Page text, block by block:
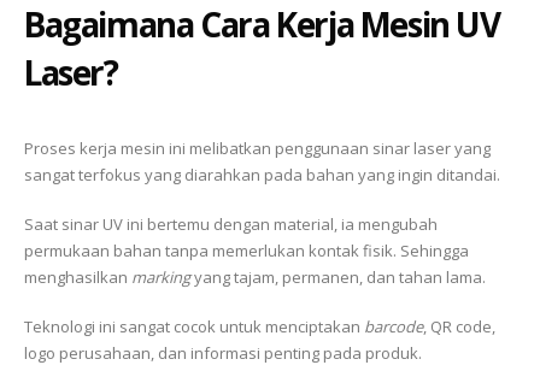
Bagaimana Cara Kerja Mesin UV
Laser?
Proses kerja mesin ini melibatkan penggunaan sinar laser yang
sangat terfokus yang diarahkan pada bahan yang ingin ditandai.
Saat sinar UV ini bertemu dengan material, ia mengubah
permukaan bahan tanpa memerlukan kontak fisik. Sehingga
menghasilkan markingyang tajam, permanen, dan tahan lama.
Teknologi ini sangat cocok untuk menciptakan barcode, QR code,
logo perusahaan, dan informasi penting pada produk.